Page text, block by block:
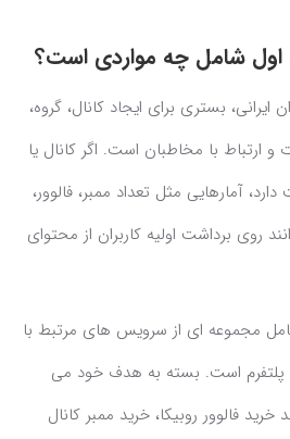
اول شامل چه مواردی است؟
ایرانی، بستری برای ایجاد کانال، گروه،
و ارتباط با مخاطبان است. اگر کانال یا
آمارهایی مثل تعداد ممبر، فالوور،
روی برداشت اولیه کاربران از محتوای
مجموعه ای از سرویس های مرتبط با
پلتفرم است. بسته به هدف خود می
فالوور روبیکا، خرید ممبر کانال